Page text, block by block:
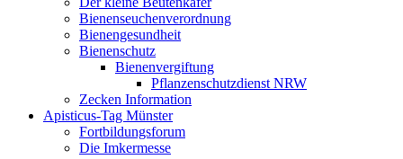
Bienenseuchenverordnung
Bienengesundheit
Bienenschutz
Bienenvergiftung
Pflanzenschutzdienst NRW
Zecken Information
Apisticus-Tag Münster
Fortbildungsforum
Die Imkermesse